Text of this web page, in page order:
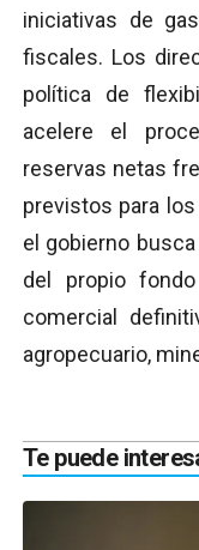
iniciativas de
fiscales. Los
política de
acelere el
reservas netas
previstos para
el gobierno
del propio
comercial
agropecuario,
Te puede